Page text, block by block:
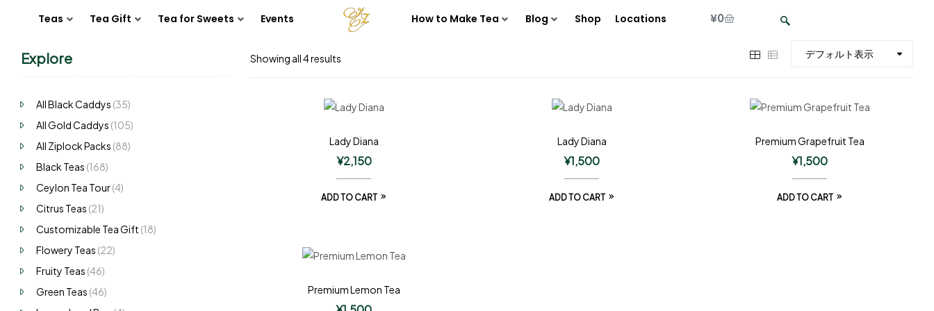
Teas Tea Gift Tea for Sweets Events How to Make Tea Blog Shop Locations ¥0
Showing all 4 results
Lady Diana
¥2,150
ADD TO CART
Lady Diana
¥1,500
ADD TO CART
Premium Grapefruit Tea
¥1,500
ADD TO CART
Premium Lemon Tea
Explore
All Black Caddys (35)
All Gold Caddys (105)
All Ziplock Packs (88)
Black Teas (168)
Ceylon Tea Tour(4)
Citrus Teas (21)
Customizable Tea Gift (18)
Flowery Teas (22)
Fruity Teas (46)
Green Teas (46)